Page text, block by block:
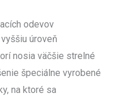
odevov
úroveň
nosia väčšie strelné
špeciálne vyrobené
na ktoré sa